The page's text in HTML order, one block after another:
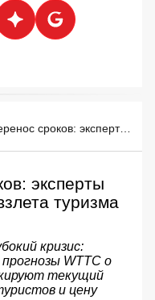
Великий перенос сроков: эксперты назвали дату нового взлета туризма в ОАЭ
эксперты
туризма
кризис:
WTTC о
текущий
и цену